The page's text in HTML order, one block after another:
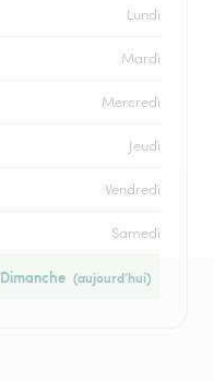
Lundi
Mardi
Mercredi
Jeudi
Vendredi
Samedi
Dimanche (aujourd’hui)